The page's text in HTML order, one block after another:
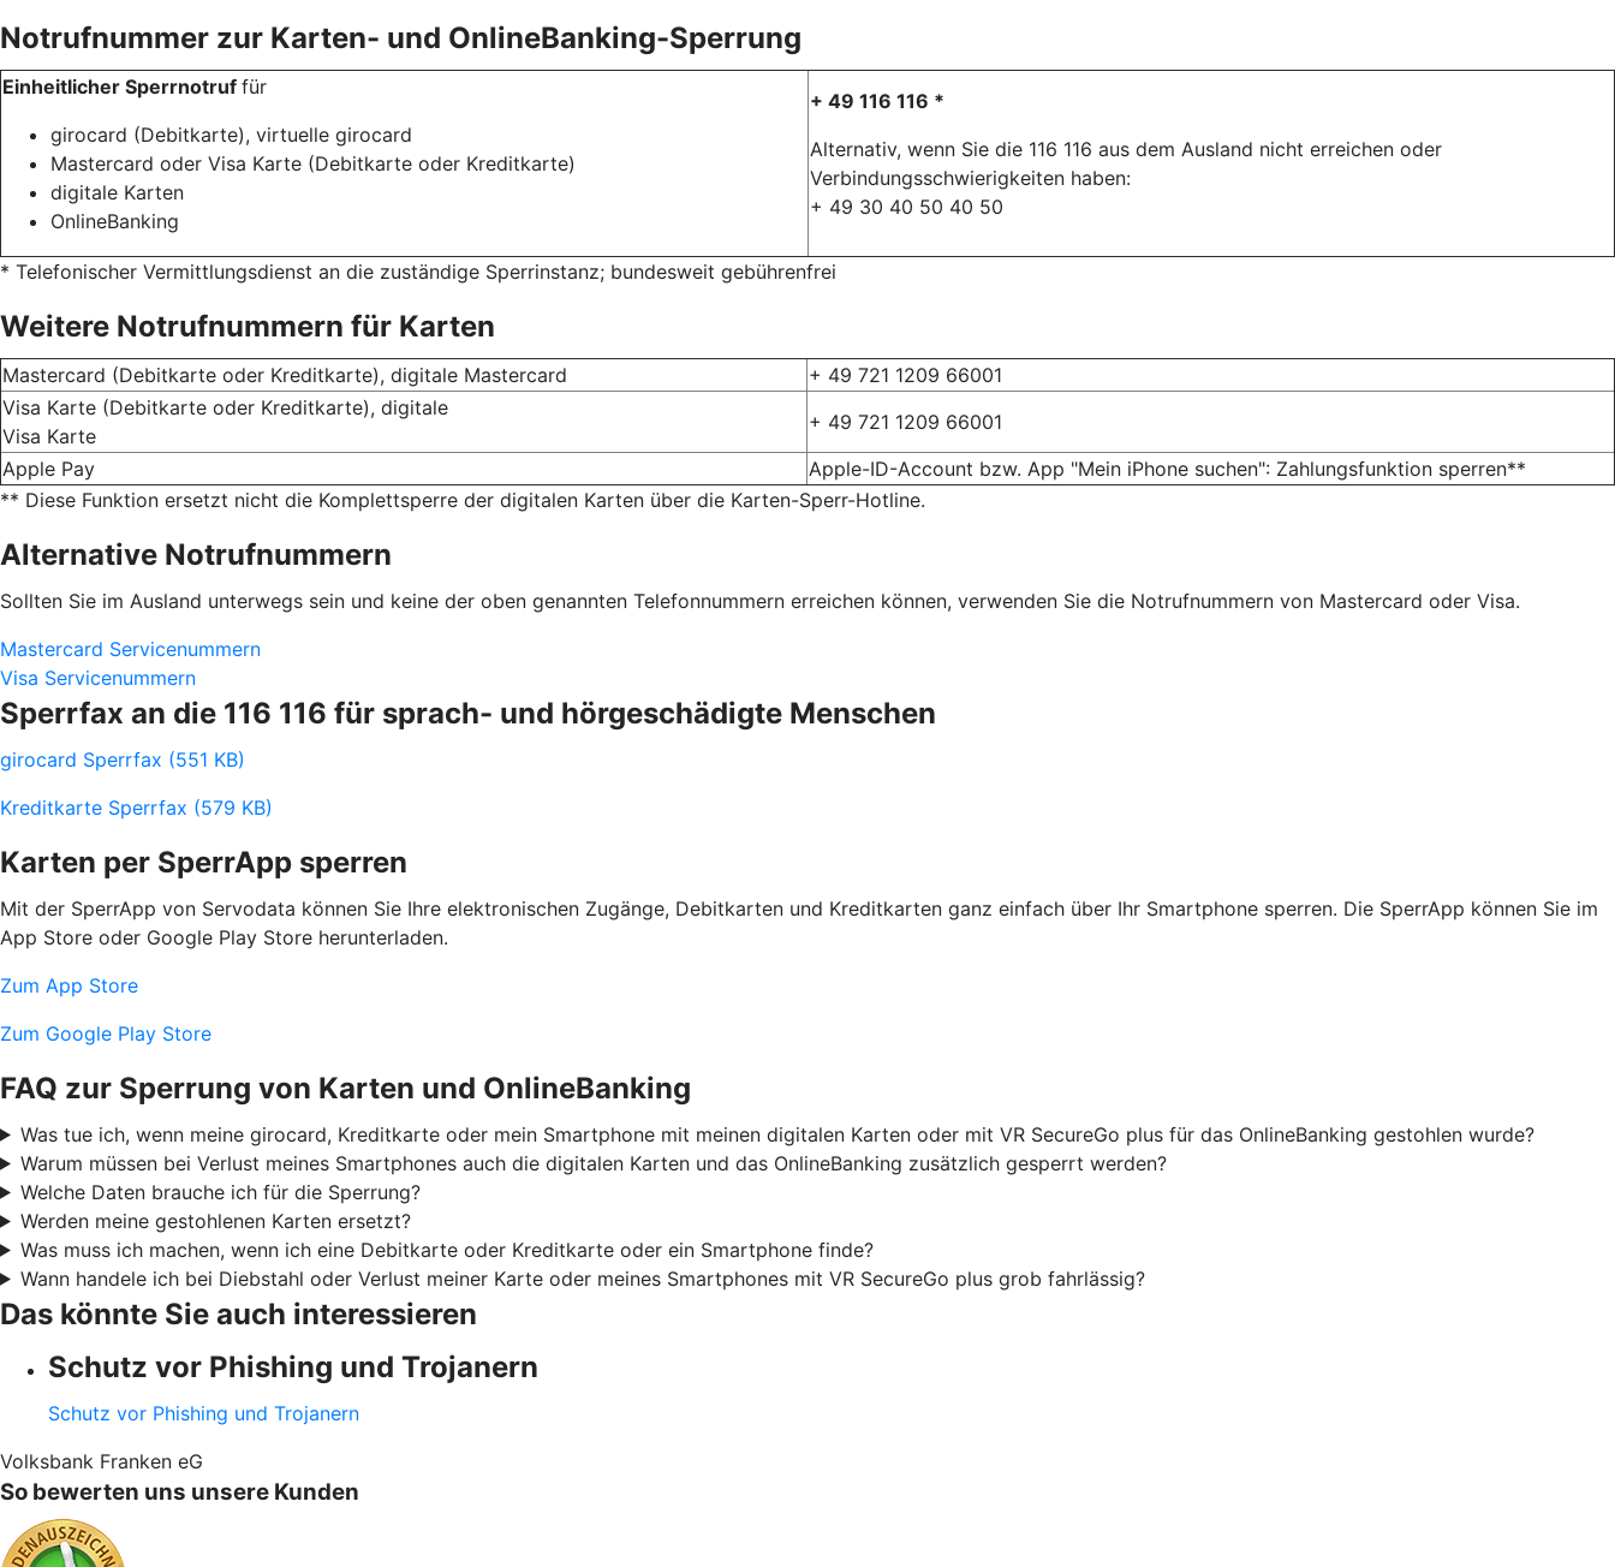
Notrufnummer zur Karten- und OnlineBanking-Sperrung
Einheitlicher Sperrnotruf für
girocard (Debitkarte), virtuelle girocard
Mastercard oder Visa Karte (Debitkarte oder Kreditkarte)
digitale Karten
OnlineBanking
+ 49 116 116 *
Alternativ, wenn Sie die 116 116 aus dem Ausland nicht erreichen oder
Verbindungsschwierigkeiten haben:
+ 49 30 40 50 40 50
* Telefonischer Vermittlungsdienst an die zuständige Sperrinstanz; bundesweit gebührenfrei
Weitere Notrufnummern für Karten
Mastercard (Debitkarte oder Kreditkarte), digitale Mastercard
+ 49 721 1209 66001
Visa Karte (Debitkarte oder Kreditkarte), digitale
Visa Karte
+ 49 721 1209 66001
Apple Pay
Apple-ID-Account bzw. App "Mein iPhone suchen": Zahlungsfunktion sperren**
** Diese Funktion ersetzt nicht die Komplettsperre der digitalen Karten über die Karten-Sperr-Hotline.
Alternative Notrufnummern
Sollten Sie im Ausland unterwegs sein und keine der oben genannten Telefonnummern erreichen können, verwenden Sie die Notrufnummern von Mastercard oder Visa.
Mastercard Servicenummern
Visa Servicenummern
Sperrfax an die 116 116 für sprach- und hörgeschädigte Menschen
girocard Sperrfax (551 KB)
Kreditkarte Sperrfax (579 KB)
Karten per SperrApp sperren
Mit der SperrApp von Servodata können Sie Ihre elektronischen Zugänge, Debitkarten und Kreditkarten ganz einfach über Ihr Smartphone sperren. Die SperrApp können Sie im
App Store oder Google Play Store herunterladen.
Zum App Store
Zum Google Play Store
FAQ zur Sperrung von Karten und OnlineBanking
Was tue ich, wenn meine girocard, Kreditkarte oder mein Smartphone mit meinen digitalen Karten oder mit VR SecureGo plus für das OnlineBanking gestohlen wurde?
Warum müssen bei Verlust meines Smartphones auch die digitalen Karten und das OnlineBanking zusätzlich gesperrt werden?
Welche Daten brauche ich für die Sperrung?
Werden meine gestohlenen Karten ersetzt?
Was muss ich machen, wenn ich eine Debitkarte oder Kreditkarte oder ein Smartphone finde?
Wann handele ich bei Diebstahl oder Verlust meiner Karte oder meines Smartphones mit VR SecureGo plus grob fahrlässig?
Das könnte Sie auch interessieren
Schutz vor Phishing und Trojanern
Schutz vor Phishing und Trojanern
Volksbank Franken eG
So bewerten uns unsere Kunden